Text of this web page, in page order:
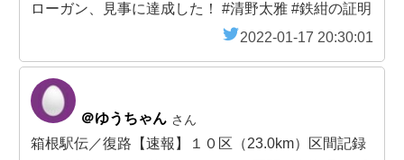
ローガン、見事に達成した！ #清野太雅 #鉄紺の証明
2022-01-17 20:30:01
＠ゆうちゃん さん
箱根駅伝／復路【速報】１０区（23.0km）区間記録